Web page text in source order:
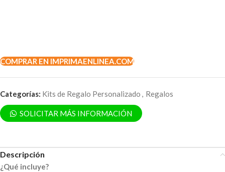
COMPRAR EN IMPRIMAENLINEA.COM
Categorías: Kits de Regalo Personalizado , Regalos
SOLICITAR MÁS INFORMACIÓN
Descripción
¿Qué incluye?